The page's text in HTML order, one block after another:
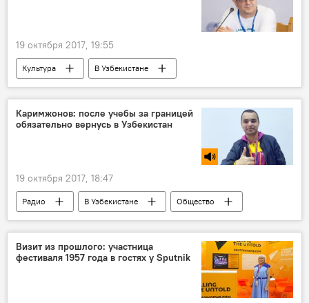
19 октября 2017, 19:55
Культура
В Узбекистане
Узбекистан
Юсуп Разыков
Национальное агентство "Узбеккино"
Министерство культ Узбекистана
Каримжонов: после учебы за границей
обязательно вернусь в Узбекистан
19 октября 2017, 18:47
Радио В Узбекистане
Общество
XIX Всемирный фестиваль молодежи в Сочи
Узбекистан
ОАО "Алмалыкский горно-металлургический комбинат"
Визит из прошлого: участница
фестиваля 1957 года в гостях у Sputnik